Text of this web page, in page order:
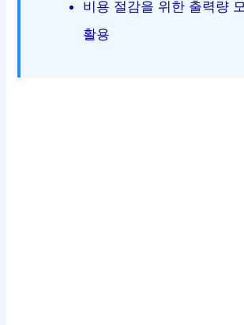
비용 절감을 위한 출력량
활용